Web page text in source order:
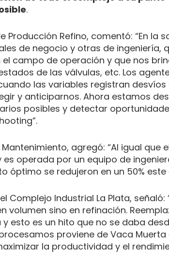
.
Producción Refino, comentó: “En la
de negocio y otras de ingeniería,
campo de operación y que nos
de las válvulas, etc. Los
las variables registran desvíos
y anticiparnos. Ahora estamos
posibles y detectar
agregó: “Al igual que
operada por un equipo de
óptimo se redujeron en un 50% este
Complejo Industrial La Plata, señaló:
volumen sino en refinación.
esto es un hito que no se daba
proviene de Vaca
la productividad y el